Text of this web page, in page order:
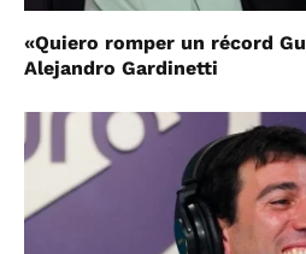
«Quiero romper un récord
Alejandro Gardinetti